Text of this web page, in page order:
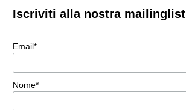
Iscriviti alla nostra mailinglist
Email*
Nome*